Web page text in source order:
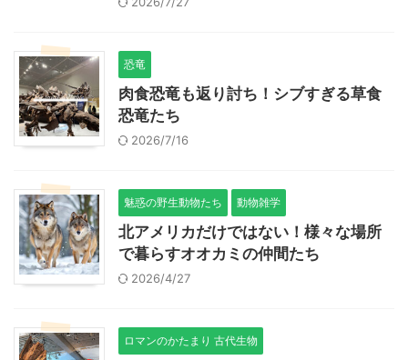
恐竜
肉食恐竜も返り討ち！シブすぎる草食
恐竜たち
2026/7/16
魅惑の野生動物たち 動物雑学
北アメリカだけではない！様々な場所
で暮らすオオカミの仲間たち
2026/4/27
ロマンのかたまり 古代生物